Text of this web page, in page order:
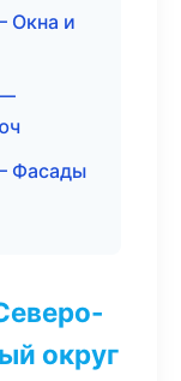
Окна и
Фасады
округ